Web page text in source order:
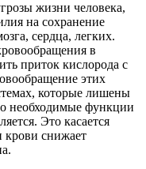
жизни человека,
на сохранение
сердца, легких.
в
приток кислорода с
этих
которые лишены
необходимые функции
Это касается
снижает